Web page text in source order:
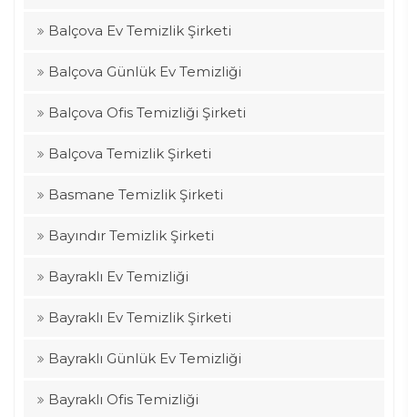
Balçova Ev Temizlik Şirketi
Balçova Günlük Ev Temizliği
Balçova Ofis Temizliği Şirketi
Balçova Temizlik Şirketi
Basmane Temizlik Şirketi
Bayındır Temizlik Şirketi
Bayraklı Ev Temizliği
Bayraklı Ev Temizlik Şirketi
Bayraklı Günlük Ev Temizliği
Bayraklı Ofis Temizliği